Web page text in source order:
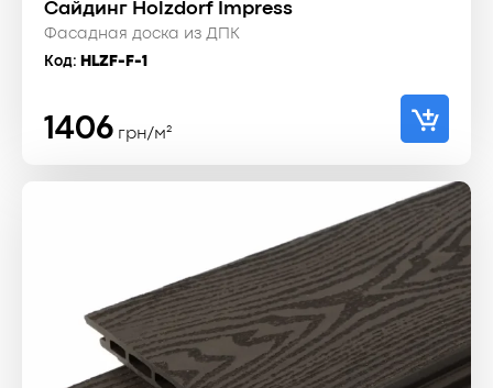
Сайдинг Holzdorf Impress
Фасадная доска из ДПК
Код: HLZF-F-1
1406 грн/м²